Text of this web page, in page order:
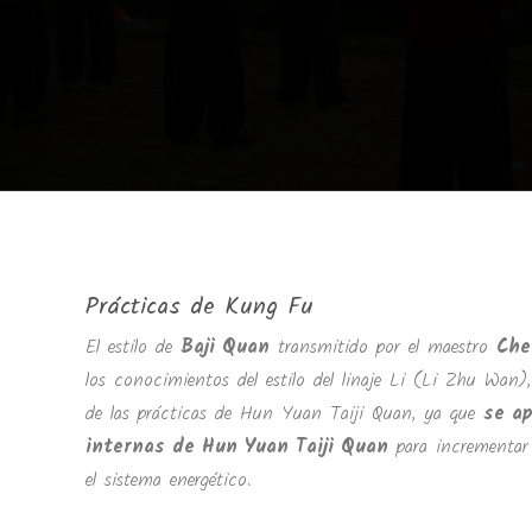
Prácticas de Kung Fu
El estilo de Baji Quan transmitido por el maestro
los conocimientos del estilo del linaje Li (Li Zhu
de las prácticas de Hun Yuan Taiji Quan, ya que se
internas de Hun Yuan Taiji Quan para
el sistema energético.